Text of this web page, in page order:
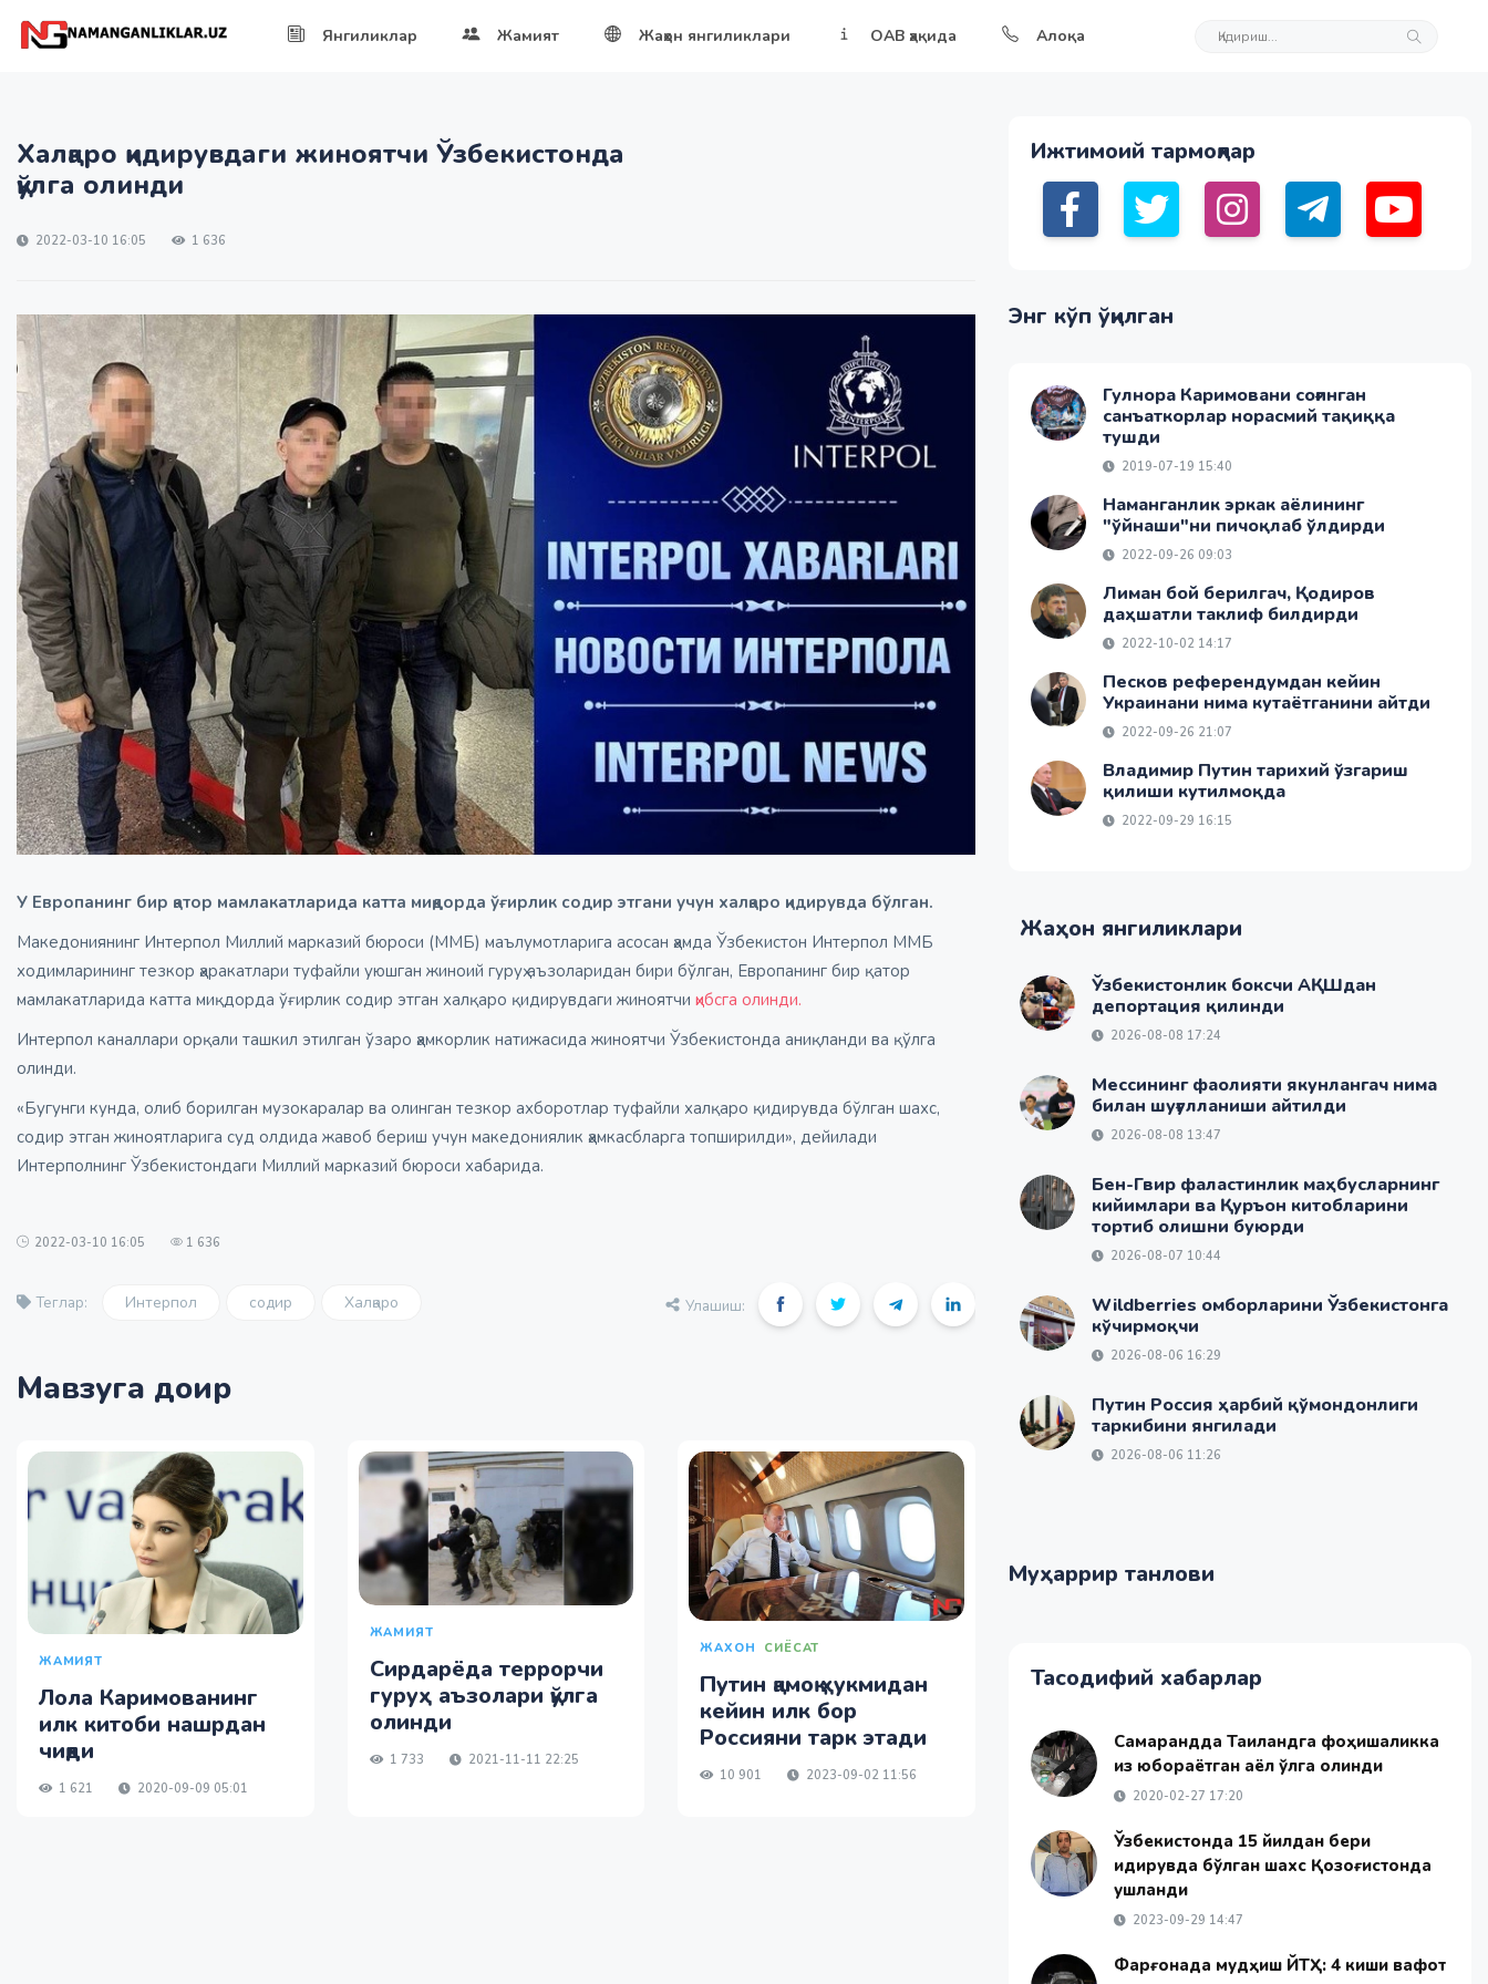
Янгиликлар Жамият Жаҳон янгиликлари ОАВ ҳақида Алоқа
Халқаро қидирувдаги жиноятчи Ўзбекистонда
қўлга олинди
2022-03-10 16:05 1 636
У Европанинг бир қатор мамлакатларида катта миқдорда ўғирлик содир этгани учун халқаро қидирувда бўлган.
Македониянинг Интерпол Миллий марказий бюроси (ММБ) маълумотларига асосан ҳамда Ўзбекистон Интерпол ММБ
ходимларининг тезкор ҳаракатлари туфайли уюшган жиноий гуруҳ аъзоларидан бири бўлган, Европанинг бир қатор
мамлакатларида катта миқдорда ўғирлик содир этган халқаро қидирувдаги жиноятчи ҳибсга олинди.
Интерпол каналлари орқали ташкил этилган ўзаро ҳамкорлик натижасида жиноятчи Ўзбекистонда аниқланди ва қўлга
олинди.
«Бугунги кунда, олиб борилган музокаралар ва олинган тезкор ахборотлар туфайли халқаро қидирувда бўлган шахс,
содир этган жиноятларига суд олдида жавоб бериш учун македониялик ҳамкасбларга топширилди», дейилади
Интерполнинг Ўзбекистондаги Миллий марказий бюроси хабарида.
2022-03-10 16:05 1 636
Теглар: Интерпол содир Халқаро Улашиш:
Мавзуга доир
ЖАМИЯТ
Лола Каримованинг
илк китоби нашрдан
чиқди
1 621 2020-09-09 05:01
ЖАМИЯТ
Сирдарёда террорчи
гуруҳ аъзолари қўлга
олинди
1 733 2021-11-11 22:25
ЖАХОН СИЁСАТ
Путин қамоқ ҳукмидан
кейин илк бор
Россияни тарк этади
10 901 2023-09-02 11:56
Ижтимоий тармоқлар
Энг кўп ўқилган
Гулнора Каримовани соғинган
санъаткорлар норасмий тақиққа
тушди
2019-07-19 15:40
Наманганлик эркак аёлининг
"ўйнаши"ни пичоқлаб ўлдирди
2022-09-26 09:03
Лиман бой берилгач, Қодиров
даҳшатли таклиф билдирди
2022-10-02 14:17
Песков референдумдан кейин
Украинани нима кутаётганини айтди
2022-09-26 21:07
Владимир Путин тарихий ўзгариш
қилиши кутилмоқда
2022-09-29 16:15
Жаҳон янгиликлари
Ўзбекистонлик боксчи АҚШдан
депортация қилинди
2026-08-08 17:24
Мессининг фаолияти якунлангач нима
билан шуғулланиши айтилди
2026-08-08 13:47
Бен-Гвир фаластинлик маҳбусларнинг
кийимлари ва Қуръон китобларини
тортиб олишни буюрди
2026-08-07 10:44
Wildberries омборларини Ўзбекистонга
кўчирмоқчи
2026-08-06 16:29
Путин Россия ҳарбий қўмондонлиги
таркибини янгилади
2026-08-06 11:26
Муҳаррир танлови
Тасодифий хабарлар
Самарқандда Таиландга фоҳишаликка
қиз юбораётган аёл қўлга олинди
2020-02-27 17:20
Ўзбекистонда 15 йилдан бери
қидирувда бўлган шахс Қозоғистонда
ушланди
2023-09-29 14:47
Фарғонада мудҳиш ЙТҲ: 4 киши вафот